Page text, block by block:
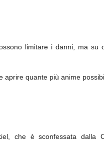
limitare i danni, ma su
aprire quante più anime
che è sconfessata